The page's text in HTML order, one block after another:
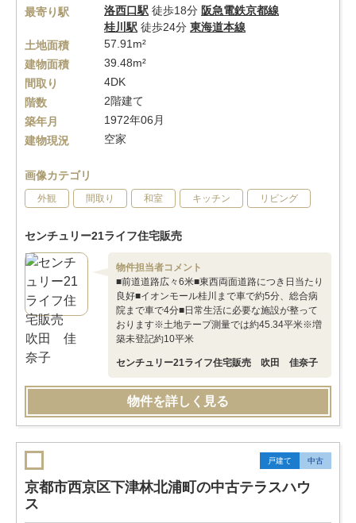
最寄り駅
洛西口駅 徒歩18分 阪急電鉄京都線
桂川駅 徒歩24分 東海道本線
土地面積
57.91m²
建物面積
39.48m²
間取り
4DK
階数
2階建て
築年月
1972年06月
建物現況
空家
画像カテゴリ
外観 間取り 和室 キッチン リビング
センチュリー21ライフ住宅販売
物件担当者コメント
■前道道路広々6米■東西両面道路につき日当たり
良好■イオンモール桂川まで車で約5分、総合病
院まで車で4分■日常生活に必要な施設が整って
おります※土地テープ測量では約45.34平米※増
築未登記約10平米
センチュリー21ライフ住宅販売 吹田 佳奈子
物件を詳しく見る
戸建て 中古
京都市西京区下津林北浦町の中古テラスハウ
ス